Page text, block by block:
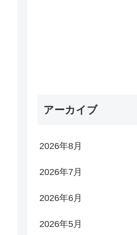
アーカイブ
2026年8月
2026年7月
2026年6月
2026年5月